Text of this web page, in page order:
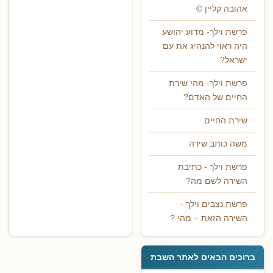
אהובה קליין ©
פרשת וילך- מדוע יהושע
היה ראוי להנהיג את עם
ישראל?
פרשת וילך- מהי שירת
החיים של האדם?
שירת החיים
משה כותב שירה
פרשת וילך - כתיבת
השירה לשם מה?
פרשת נצבים וילך -
השירה הזאת – מהי ?
ברוכים הבאים לאתר השבת